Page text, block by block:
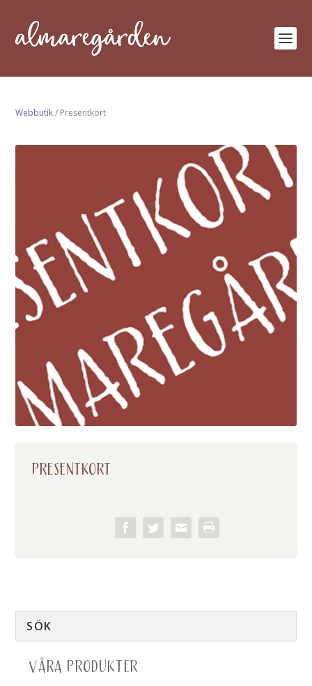
Webbutik/ Presentkort
PRESENTKORT
VÅRA PRODUKTER